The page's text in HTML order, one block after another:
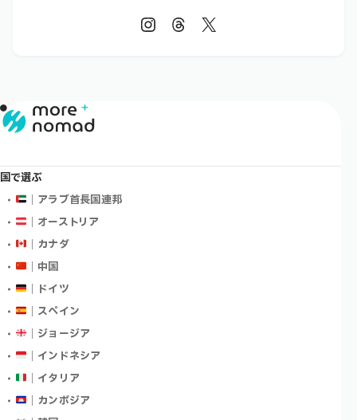
国で選ぶ
｜アラブ首長国連邦
｜オーストリア
｜カナダ
｜中国
｜ドイツ
｜スペイン
｜ジョージア
｜インドネシア
｜イタリア
｜カンボジア